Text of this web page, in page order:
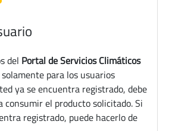
del Portal de Servicios Climáticos
para los usuarios
ya se encuentra registrado, debe
consumir el producto solicitado. Si
registrado, puede hacerlo de